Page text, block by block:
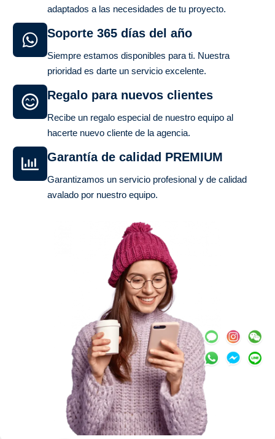
adaptados a las necesidades de tu proyecto.
Soporte 365 días del año
Siempre estamos disponibles para ti. Nuestra
prioridad es darte un servicio excelente.
Regalo para nuevos clientes
Recibe un regalo especial de nuestro equipo al
hacerte nuevo cliente de la agencia.
Garantía de calidad PREMIUM
Garantizamos un servicio profesional y de calidad
avalado por nuestro equipo.